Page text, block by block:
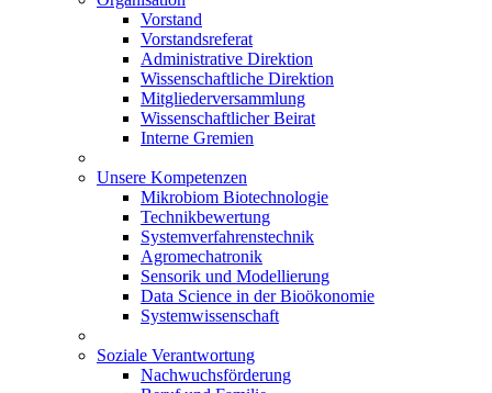
Vorstand
Vorstandsreferat
Administrative Direktion
Wissenschaftliche Direktion
Mitgliederversammlung
Wissenschaftlicher Beirat
Interne Gremien
Unsere Kompetenzen
Mikrobiom Biotechnologie
Technikbewertung
Systemverfahrenstechnik
Agromechatronik
Sensorik und Modellierung
Data Science in der Bioökonomie
Systemwissenschaft
Soziale Verantwortung
Nachwuchsförderung